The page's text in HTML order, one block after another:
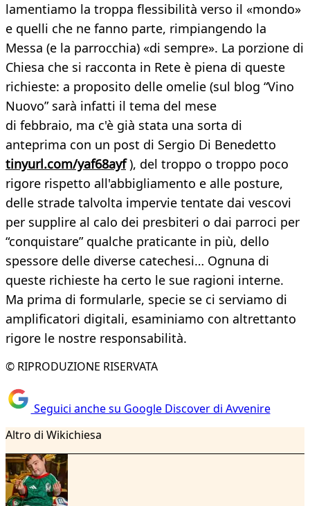
lamentiamo la troppa flessibilità verso il «mondo»
e quelli che ne fanno parte, rimpiangendo la
Messa (e la parrocchia) «di sempre». La porzione di
Chiesa che si racconta in Rete è piena di queste
richieste: a proposito delle omelie (sul blog “Vino
Nuovo” sarà infatti il tema del mese
di febbraio, ma c'è già stata una sorta di
anteprima con un post di Sergio Di Benedetto
tinyurl.com/yaf68ayf), del troppo o troppo poco
rigore rispetto all'abbigliamento e alle posture,
delle strade talvolta impervie tentate dai vescovi
per supplire al calo dei presbiteri o dai parroci per
“conquistare” qualche praticante in più, dello
spessore delle diverse catechesi… Ognuna di
queste richieste ha certo le sue ragioni interne.
Ma prima di formularle, specie se ci serviamo di
amplificatori digitali, esaminiamo con altrettanto
rigore le nostre responsabilità.
© RIPRODUZIONE RISERVATA
Seguici anche su Google Discover di Avvenire
Altro di Wikichiesa